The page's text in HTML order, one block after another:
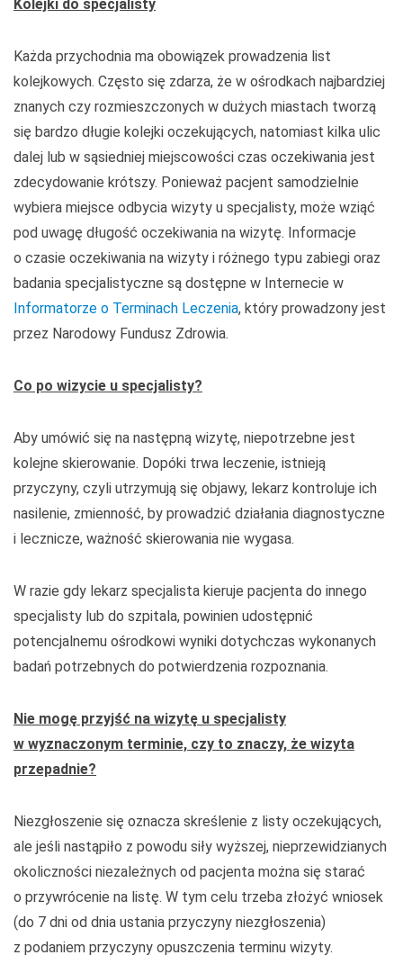
Kolejki do specjalisty
Każda przychodnia ma obowiązek prowadzenia list
kolejkowych. Często się zdarza, że w ośrodkach najbardziej
znanych czy rozmieszczonych w dużych miastach tworzą
się bardzo długie kolejki oczekujących, natomiast kilka ulic
dalej lub w sąsiedniej miejscowości czas oczekiwania jest
zdecydowanie krótszy. Ponieważ pacjent samodzielnie
wybiera miejsce odbycia wizyty u specjalisty, może wziąć
pod uwagę długość oczekiwania na wizytę. Informacje
o czasie oczekiwania na wizyty i różnego typu zabiegi oraz
badania specjalistyczne są dostępne w Internecie w
Informatorze o Terminach Leczenia, który prowadzony jest
przez Narodowy Fundusz Zdrowia.
Co po wizycie u specjalisty?
Aby umówić się na następną wizytę, niepotrzebne jest
kolejne skierowanie. Dopóki trwa leczenie, istnieją
przyczyny, czyli utrzymują się objawy, lekarz kontroluje ich
nasilenie, zmienność, by prowadzić działania diagnostyczne
i lecznicze, ważność skierowania nie wygasa.
W razie gdy lekarz specjalista kieruje pacjenta do innego
specjalisty lub do szpitala, powinien udostępnić
potencjalnemu ośrodkowi wyniki dotychczas wykonanych
badań potrzebnych do potwierdzenia rozpoznania.
Nie mogę przyjść na wizytę u specjalisty
w wyznaczonym terminie, czy to znaczy, że wizyta
przepadnie?
Niezgłoszenie się oznacza skreślenie z listy oczekujących,
ale jeśli nastąpiło z powodu siły wyższej, nieprzewidzianych
okoliczności niezależnych od pacjenta można się starać
o przywrócenie na listę. W tym celu trzeba złożyć wniosek
(do 7 dni od dnia ustania przyczyny niezgłoszenia)
z podaniem przyczyny opuszczenia terminu wizyty.